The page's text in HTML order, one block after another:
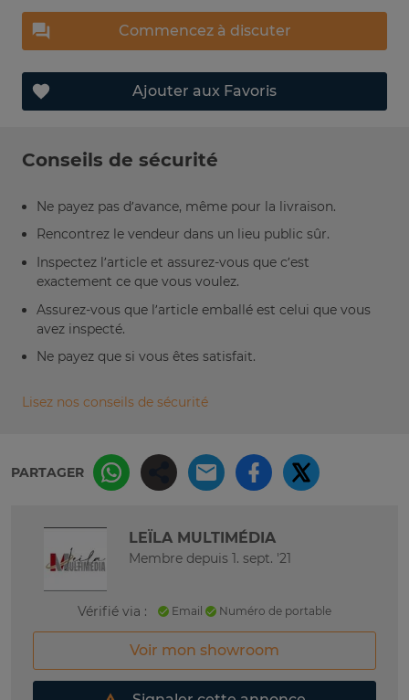
Commencez à discuter
Ajouter aux Favoris
Conseils de sécurité
Ne payez pas d’avance, même pour la livraison.
Rencontrez le vendeur dans un lieu public sûr.
Inspectez l’article et assurez-vous que c’est
exactement ce que vous voulez.
Assurez-vous que l’article emballé est celui que vous
avez inspecté.
Ne payez que si vous êtes satisfait.
Lisez nos conseils de sécurité
PARTAGER
LEÏLA MULTIMÉDIA
Membre depuis 1. sept. '21
Vérifié via : Email Numéro de portable
Voir mon showroom